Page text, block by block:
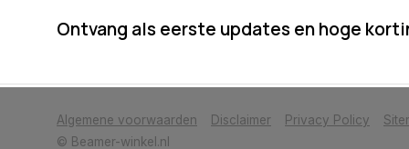
Ontvang als eerste updates en hoge
Algemene voorwaarden Disclaimer Privacy Policy
© Beamer-winkel.nl
            Wij slaan cookies op om onze website te verbeteren. Is dat akkoord?